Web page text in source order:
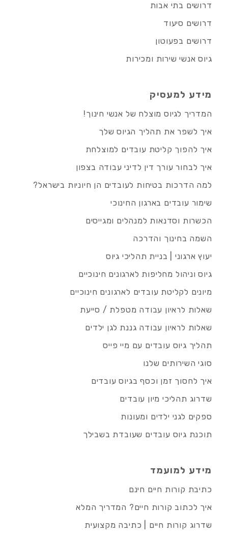
דרושים בתי אבות
דרושים סיעוד
דרושים בפעוטון
גיוס אנשי שירות ומכירות
מידע למעסיק
המדריך לגיוס מוצלח של אנשי חינוך!
איך לשפר את תהליך הגיוס שלך
איך להפוך קליטת עובדים למוצלחת
איך לבחור עורך דין לדיני עבודה בצפון
למה הדרכות בטיחות לעובדים הן חיוניות בישראל?
שימור עובדים בארגון החינוכי
הכשרות וסדנאות למנהלים ומגייסים
השמה בחינוך והדרכה
יעוץ ארגוני | בניית תהליכי גיוס
גיוס וניהול מחליפות לארגונים חינוכיים
מיונים לקליטת עובדים לארגונים חינוכיים
שאלות לראיון עבודה מטפלת / סייעת
שאלות לראיון עבודה גננת לגן ילדים
תהליך גיוס עובדים עם מיי פייס
סוגי השירותים שלנו
איך לחסוך זמן וכסף בגיוס עובדים
שדרוג תהליכי מיון עובדים
ספקים לגני ילדים ומעונות
תוכנת גיוס עובדים שעובדת בשבילך
מידע למועמד
כתיבת קורות חיים חינם
איך לכתוב קורות חיים? המדריך המלא
שדרוג קורות חיים | כתיבה מקצועית